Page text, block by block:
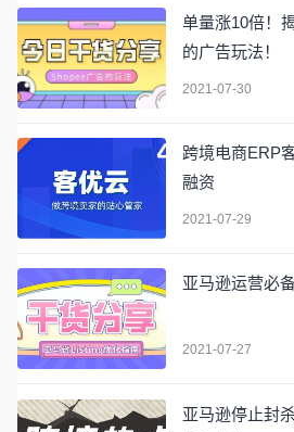
单量涨10倍！
的广告玩法！
2021-07-30
跨境电商ERP
融资
2021-07-29
亚马逊运营必
2021-07-27
亚马逊停止封